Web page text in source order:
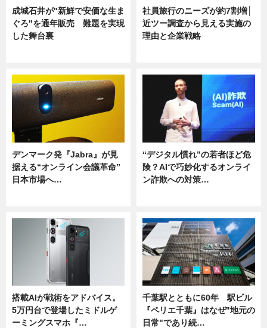
成城石井が"新鮮で安価な生ま
ぐろ"を通年販売 難題を実現
した舞台裏
社員旅行のニーズが約7割増│
近ツー調査から見える実施の
理由と企業戦略
デンマーク発『Jabra』が見
据える“オンライン会議革命”
日本市場へ…
“デジタル慣れ”の若者ほど危
険？AIで巧妙化するオンライ
ン詐欺への対策…
搭載AIが戦術をアドバイス。
5万円台で登場したミドルゲ
ーミングスマホ『…
千葉駅とともに60年 駅ビル
『ペリエ千葉』はなぜ"地元の
日常"であり続…